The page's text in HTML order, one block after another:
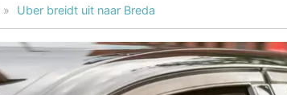
Uber breidt uit naar Breda